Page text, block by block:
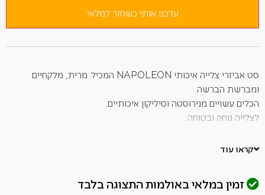
למוצר
עדכנו אותי כשחזר למלאי
סט אביזרי צלייה איכותי NAPOLEON המכיל מרית, מלקחיים
ומברשת הברשה.
הכלים עשויים מנירוסטה וסיליקון איכותיים.
לצלייה נוחה ובטוחה.
-ידיות עמידות בחום עם פותחני בקבוקים.
-קל לניקוי ותחזוקה.
קראו עוד
זמין במלאי באולמות התצוגה בלבד